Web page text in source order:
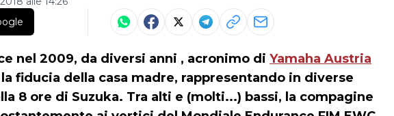
nel 2009, da diversi anni , acronimo di Yamaha Austria
fiducia della casa madre, rappresentando in diverse
8 ore di Suzuka. Tra alti e (molti...) bassi, la compagine